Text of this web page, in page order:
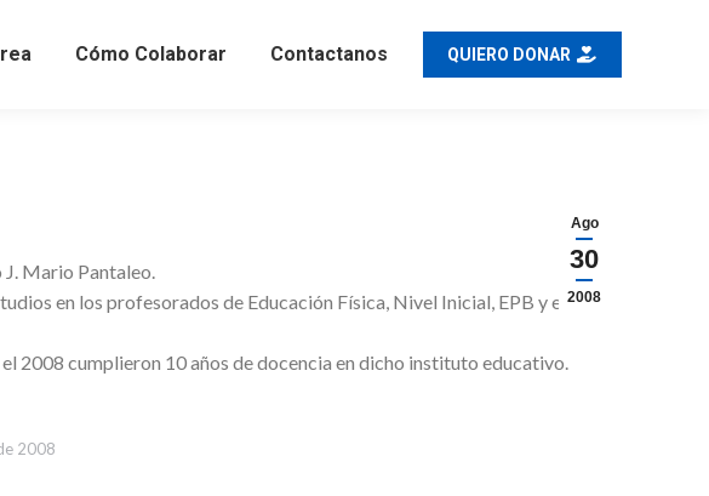
Cómo Colaborar Contactanos QUIERO DONAR
Ago
30
2008
Mario Pantaleo.
en los profesorados de Educación Física, Nivel Inicial, EPB y en la
2008 cumplieron 10 años de docencia en dicho instituto educativo.
2008